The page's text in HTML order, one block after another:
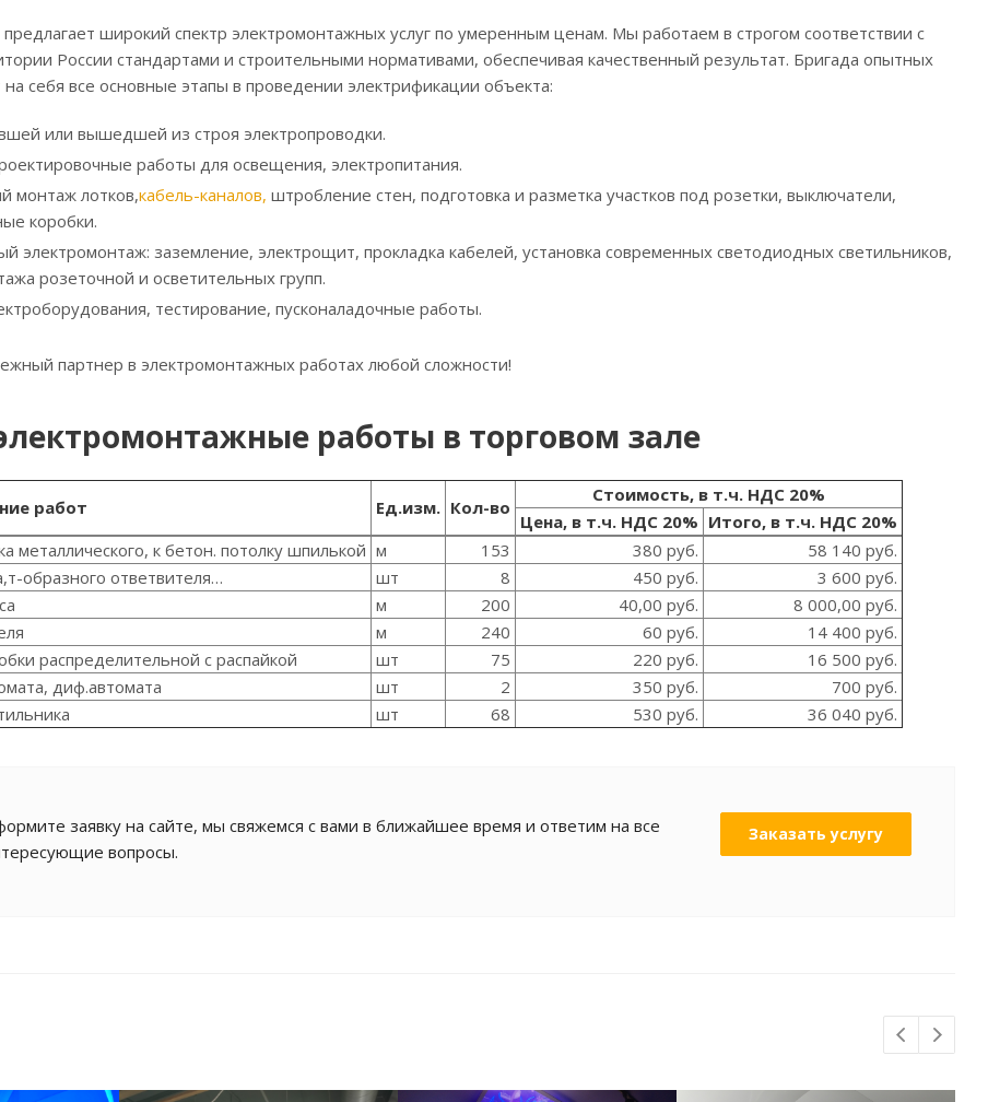
широкий спектр электромонтажных услуг по умеренным ценам. Мы работаем в строгом соответствии с
России стандартами и строительными нормативами, обеспечивая качественный результат. Бригада опытных
на себя все основные этапы в проведении электрификации объекта:
или вышедшей из строя электропроводки.
работы для освещения, электропитания.
монтаж лотков,кабель-каналов, штробление стен, подготовка и разметка участков под розетки, выключатели,
коробки.
электромонтаж: заземление, электрощит, прокладка кабелей, установка современных светодиодных светильников,
розеточной и осветительных групп.
тестирование, пусконаладочные работы.
партнер в электромонтажных работах любой сложности!
работы в торговом зале
работ Ед.изм. Кол-во
Стоимость, в т.ч. НДС 20%
Цена, в т.ч. НДС 20% Итого, в т.ч. НДС 20%
металлического, к бетон. потолку шпилькой м 153 380 руб.
58 140 руб.
образного ответвителя… шт 8 450 руб.
3 600 руб.
м 200 40,00 руб.
8 000,00 руб.
м 240 60 руб.
14 400 руб.
распределительной с распайкой шт 75 220 руб.
16 500 руб.
диф.автомата шт 2 350 руб.
700 руб.
шт 68 530 руб. 36 040 руб.
заявку на сайте, мы свяжемся с вами в ближайшее время и ответим на все
вопросы.
Заказать услугу